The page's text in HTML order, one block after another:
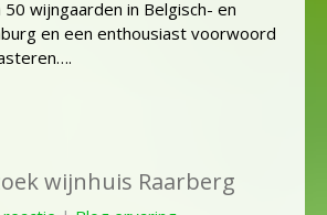
50 wijngaarden in Belgisch- en
en een enthousiast voorwoord
wijnhuis Raarberg